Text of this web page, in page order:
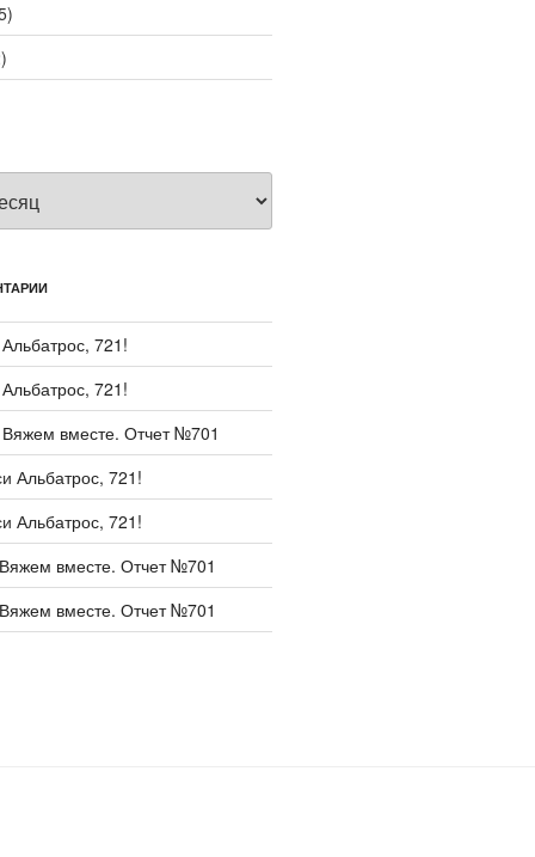
Альбатрос, 721!
Альбатрос, 721!
Вяжем вместе. Отчет №701
Альбатрос, 721!
Альбатрос, 721!
вместе. Отчет №701
вместе. Отчет №701